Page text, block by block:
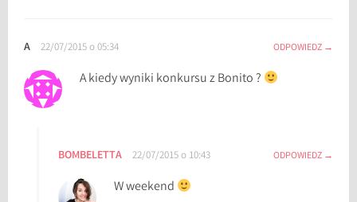
A 22/07/2015 o 05:34 ODPOWIEDZ
A kiedy wyniki konkursu z Bonito ?
BOMBELETTA 22/07/2015 o 10:43 ODPOWIEDZ
W weekend